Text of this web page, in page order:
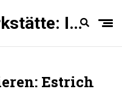
Pirnar Tischlerwerkstätte: Innentüren Experten
Estrich